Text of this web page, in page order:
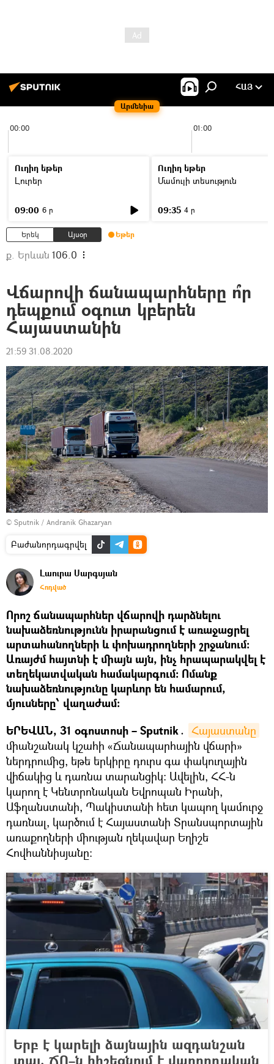
Արմենիա
ՀԱՅ
00:00 01:00
Ուղիղ եթեր
Լուրեր
09:00 6 ր
Ուղիղ եթեր
Մամուլի տեսություն
09:35 4 ր
Երեկ Այսօր Եթեր
ք. Երևան 106.0
Վճարովի ճանապարհները ո՞ր
դեպքում օգուտ կբերեն
Հայաստանին
21:59 31.08.2020
© Sputnik / Andranik Ghazaryan
Բաժանորդագրվել
Լաուրա Սարգսյան
Հոդված
Որոշ ճանապարհներ վճարովի դարձնելու
նախաձեռնությունն իրարանցում է առաջացրել
արտահանողների և փոխադրողների շրջանում։
Առայժմ հայտնի է միայն այն, ինչ հրապարակվել է
տեղեկատվական համակարգում։ Ոմանք
նախաձեռնությունը կարևոր են համարում,
մյուսները՝ վաղաժամ։
ԵՐԵՎԱՆ, 31 օգոստոսի – Sputnik․ Հայաստանը
միանշանակ կշահի «Ճանապարհային վճարի»
ներդրումից, եթե երկիրը դուրս գա փակուղային
վիճակից և դառնա տարանցիկ։ Ավելին, ՀՀ-ն
կարող է Կենտրոնական Եվրոպան Իրանի,
Աֆղանստանի, Պակիստանի հետ կապող կամուրջ
դառնալ, կարծում է Հայաստանի Տրանսպորտային
առաքողների միության ղեկավար Եղիշե
Հովհաննիսյանը:
Երբ է կարելի ձայնային ազդանշան